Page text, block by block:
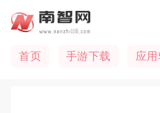
首页 手游下载 应